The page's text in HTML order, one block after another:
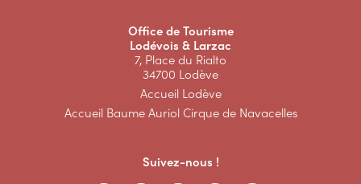
Office de Tourisme
Lodévois & Larzac
7, Place du Rialto
34700 Lodève
Accueil Lodève
Accueil Baume Auriol Cirque de Navacelles
Suivez-nous !